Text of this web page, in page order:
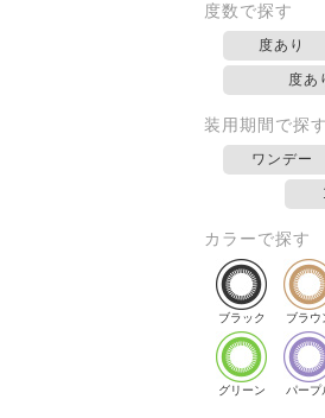
度数で探す
度あり
度あ
装用期間で探す
ワンデー
カラーで探す
ブラック ブラウ
グリーン パープ